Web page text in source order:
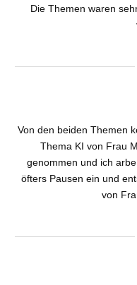
Die Themen waren
Von den beiden Themen
Thema KI von Frau
genommen und ich
öfters Pausen ein und
von